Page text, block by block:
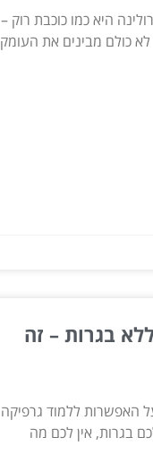
היא כמו כוכבת רוק –
כולם מבינים את העומק
בגרות – זה
האפשרות ללמוד גרפיקה
בגרות, אין לכם מה